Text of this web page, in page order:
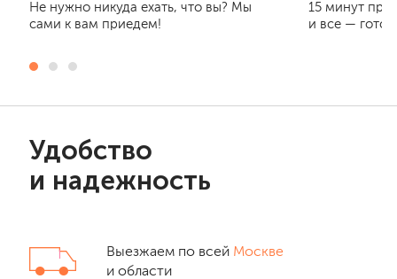
Не нужно никуда ехать, что вы? Мы
сами к вам приедем!
15 минут
и все —
Удобство
и надежность
Выезжаем по всей Москве
и области